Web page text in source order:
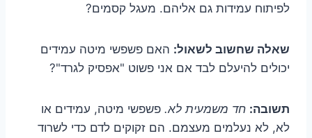
לפיתוח עמידות גם אליהם. מעגל קסמים?
שאלה שחשוב לשאול: האם פשפשי מיטה עמידים
יכולים להיעלם לבד אם אני פשוט "אפסיק לגרד"?
תשובה: חד משמעית לא. פשפשי מיטה, עמידים או
לא, לא נעלמים מעצמם. הם זקוקים לדם כדי לשרוד